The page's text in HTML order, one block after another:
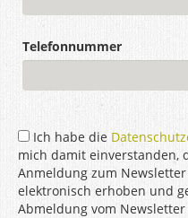
Telefonnummer
Ich habe die
mich damit einverstanden,
Anmeldung zum
elektronisch erhoben und
Abmeldung vom